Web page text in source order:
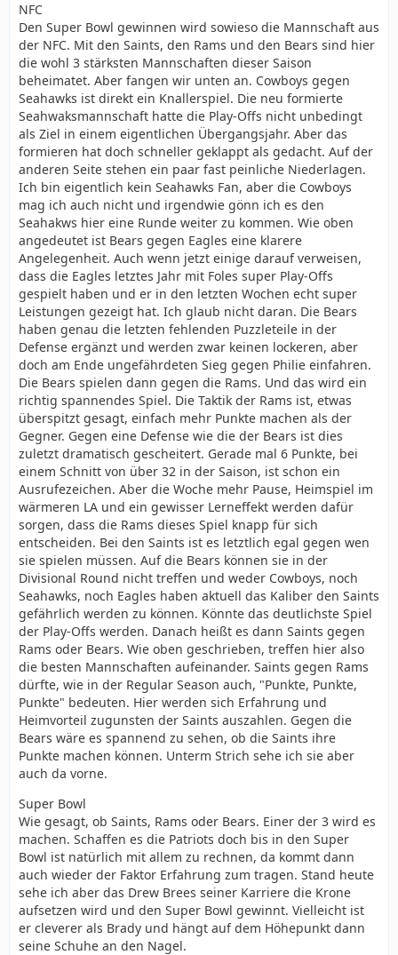
NFC
Den Super Bowl gewinnen wird sowieso die Mannschaft aus
der NFC. Mit den Saints, den Rams und den Bears sind hier
die wohl 3 stärksten Mannschaften dieser Saison
beheimatet. Aber fangen wir unten an. Cowboys gegen
Seahawks ist direkt ein Knallerspiel. Die neu formierte
Seahwaksmannschaft hatte die Play-Offs nicht unbedingt
als Ziel in einem eigentlichen Übergangsjahr. Aber das
formieren hat doch schneller geklappt als gedacht. Auf der
anderen Seite stehen ein paar fast peinliche Niederlagen.
Ich bin eigentlich kein Seahawks Fan, aber die Cowboys
mag ich auch nicht und irgendwie gönn ich es den
Seahakws hier eine Runde weiter zu kommen. Wie oben
angedeutet ist Bears gegen Eagles eine klarere
Angelegenheit. Auch wenn jetzt einige darauf verweisen,
dass die Eagles letztes Jahr mit Foles super Play-Offs
gespielt haben und er in den letzten Wochen echt super
Leistungen gezeigt hat. Ich glaub nicht daran. Die Bears
haben genau die letzten fehlenden Puzzleteile in der
Defense ergänzt und werden zwar keinen lockeren, aber
doch am Ende ungefährdeten Sieg gegen Philie einfahren.
Die Bears spielen dann gegen die Rams. Und das wird ein
richtig spannendes Spiel. Die Taktik der Rams ist, etwas
überspitzt gesagt, einfach mehr Punkte machen als der
Gegner. Gegen eine Defense wie die der Bears ist dies
zuletzt dramatisch gescheitert. Gerade mal 6 Punkte, bei
einem Schnitt von über 32 in der Saison, ist schon ein
Ausrufezeichen. Aber die Woche mehr Pause, Heimspiel im
wärmeren LA und ein gewisser Lerneffekt werden dafür
sorgen, dass die Rams dieses Spiel knapp für sich
entscheiden. Bei den Saints ist es letztlich egal gegen wen
sie spielen müssen. Auf die Bears können sie in der
Divisional Round nicht treffen und weder Cowboys, noch
Seahawks, noch Eagles haben aktuell das Kaliber den Saints
gefährlich werden zu können. Könnte das deutlichste Spiel
der Play-Offs werden. Danach heißt es dann Saints gegen
Rams oder Bears. Wie oben geschrieben, treffen hier also
die besten Mannschaften aufeinander. Saints gegen Rams
dürfte, wie in der Regular Season auch, "Punkte, Punkte,
Punkte" bedeuten. Hier werden sich Erfahrung und
Heimvorteil zugunsten der Saints auszahlen. Gegen die
Bears wäre es spannend zu sehen, ob die Saints ihre
Punkte machen können. Unterm Strich sehe ich sie aber
auch da vorne.
Super Bowl
Wie gesagt, ob Saints, Rams oder Bears. Einer der 3 wird es
machen. Schaffen es die Patriots doch bis in den Super
Bowl ist natürlich mit allem zu rechnen, da kommt dann
auch wieder der Faktor Erfahrung zum tragen. Stand heute
sehe ich aber das Drew Brees seiner Karriere die Krone
aufsetzen wird und den Super Bowl gewinnt. Vielleicht ist
er cleverer als Brady und hängt auf dem Höhepunkt dann
seine Schuhe an den Nagel.